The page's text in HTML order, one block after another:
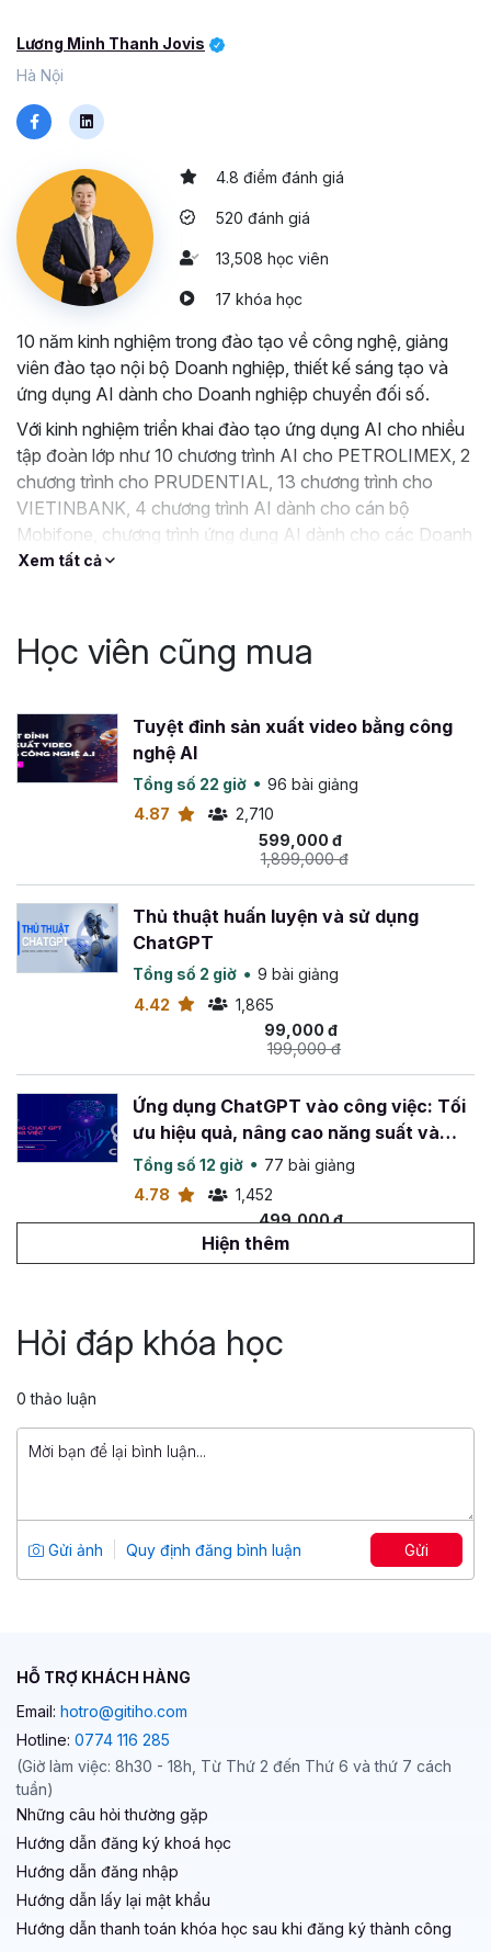
Lương Minh Thanh Jovis
Hà Nội
4.8 điểm đánh giá
520 đánh giá
13,508 học viên
17 khóa học
10 năm kinh nghiệm trong đào tạo về công nghệ, giảng
viên đào tạo nội bộ Doanh nghiệp, thiết kế sáng tạo và
ứng dụng AI dành cho Doanh nghiệp chuyển đối số.
Với kinh nghiệm triển khai đào tạo ứng dụng AI cho nhiều
tập đoàn lớp như 10 chương trình AI cho PETROLIMEX, 2
chương trình cho PRUDENTIAL, 13 chương trình cho
VIETINBANK, 4 chương trình AI dành cho cán bộ
Mobifone, chương trình ứng dụng AI dành cho các Doanh
nghiệp như NSN, VTC Online, Nice98s, Ủy Ban Nhân Dân
Xem tất cả
Học viên cũng mua
Tuyệt đỉnh sản xuất video bằng công
nghệ AI
Tổng số 22 giờ
96 bài giảng
4.87
2,710
599,000 đ
1,899,000 đ
Thủ thuật huấn luyện và sử dụng
ChatGPT
Tổng số 2 giờ
9 bài giảng
4.42
1,865
99,000 đ
199,000 đ
Ứng dụng ChatGPT vào công việc: Tối
ưu hiệu quả, nâng cao năng suất và
sáng tạo
Tổng số 12 giờ
77 bài giảng
4.78
1,452
499,000 đ
990,000 đ
Tổng số 18 giờ
88 bài giảng
1,099,000 đ
Tổng số 3 giờ
30 bài giảng
5
99
Hiện thêm
Hỏi đáp khóa học
0 thảo luận
Gửi ảnh Quy định đăng bình luận Gửi
HỖ TRỢ KHÁCH HÀNG
Email: hotro@gitiho.com
Hotline: 0774 116 285
(Giờ làm việc: 8h30 - 18h, Từ Thứ 2 đến Thứ 6 và thứ 7 cách
tuần)
Những câu hỏi thường gặp
Hướng dẫn đăng ký khoá học
Hướng dẫn đăng nhập
Hướng dẫn lấy lại mật khẩu
Hướng dẫn thanh toán khóa học sau khi đăng ký thành công